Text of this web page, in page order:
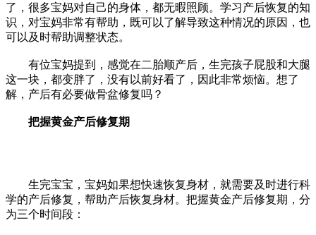
了，很多宝妈对自己的身体，都无暇照顾。学习产后恢复的知
识，对宝妈非常有帮助，既可以了解导致这种情况的原因，也
可以及时帮助调整状态。
有位宝妈提到，感觉在二胎顺产后，生完孩子屁股和大腿
这一块，都变胖了，没有以前好看了，因此非常烦恼。想了
解，产后有必要做骨盆修复吗？
把握黄金产后修复期
生完宝宝，宝妈如果想快速恢复身材，就需要及时进行科
学的产后修复，帮助产后恢复身材。把握黄金产后修复期，分
为三个时间段：